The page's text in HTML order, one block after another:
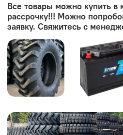
Все товары можно купить в
рассрочку!!! Можно
заявку. Свяжитесь с